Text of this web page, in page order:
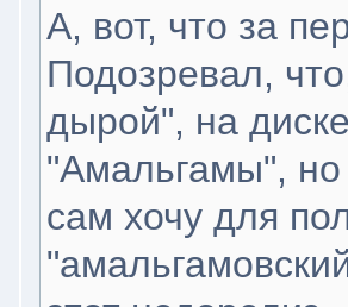
А, вот, что за
Подозревал,
дырой", на
"Амальгамы",
сам хочу для